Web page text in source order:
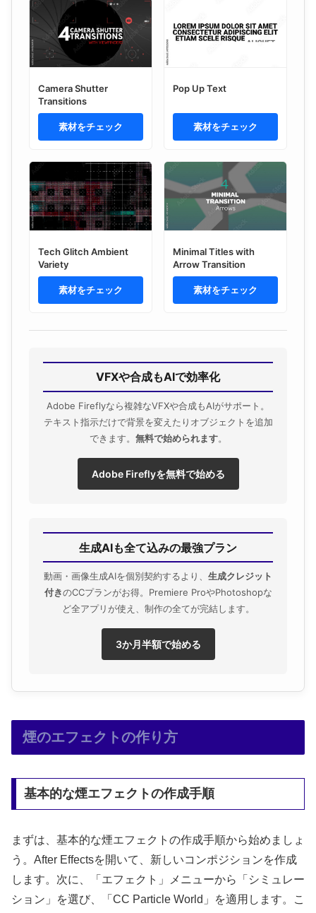
Camera Shutter
Transitions
素材をチェック
Pop Up Text
素材をチェック
Tech Glitch Ambient
Variety
素材をチェック
Minimal Titles with
Arrow Transition
素材をチェック
VFXや合成もAIで効率化
Adobe Fireflyなら複雑なVFXや合成もAIがサポート。
テキスト指示だけで背景を変えたりオブジェクトを追加
できます。 無料で始められます。
Adobe Fireflyを無料で始める
生成AIも全て込みの最強プラン
動画・画像生成AIを個別契約するより、 生成クレジット
付きのCCプランがお得。Premiere ProやPhotoshopな
ど全アプリが使え、制作の全てが完結します。
3か月半額で始める
煙のエフェクトの作り方
基本的な煙エフェクトの作成手順
まずは、基本的な煙エフェクトの作成手順から始めましょ
う。After Effectsを開いて、新しいコンポジションを作成
します。次に、「エフェクト」メニューから「シミュレー
ション」を選び、「CC Particle World」を適用します。こ